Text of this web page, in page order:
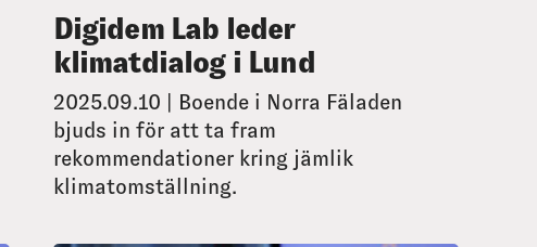
Digidem Lab leder
klimatdialog i Lund
2025.09.10 | Boende i Norra Fäladen
bjuds in för att ta fram
rekommendationer kring jämlik
klimatomställning.